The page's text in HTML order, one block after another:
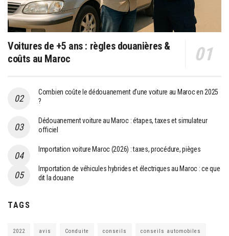
Voitures de +5 ans : règles douanières &
coûts au Maroc
Combien coûte le dédouanement d’une voiture au Maroc en 2025
?
Dédouanement voiture au Maroc : étapes, taxes et simulateur
officiel
Importation voiture Maroc (2026) : taxes, procédure, pièges
Importation de véhicules hybrides et électriques au Maroc : ce que
dit la douane
TAGS
2022 avis Conduite conseils conseils automobiles